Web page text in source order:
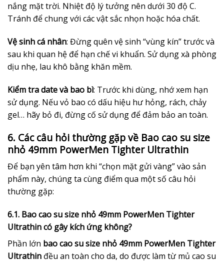
nắng mặt trời. Nhiệt độ lý tưởng nên dưới 30 độ C.
Tránh để chung với các vật sắc nhọn hoặc hóa chất.
Vệ sinh cá nhân: Đừng quên vệ sinh “vùng kín” trước và
sau khi quan hệ để hạn chế vi khuẩn. Sử dụng xà phòng
dịu nhẹ, lau khô bằng khăn mềm.
Kiểm tra date và bao bì: Trước khi dùng, nhớ xem hạn
sử dụng. Nếu vỏ bao có dấu hiệu hư hỏng, rách, chảy
gel… hãy bỏ đi, đừng cố sử dụng để đảm bảo an toàn.
6. Các câu hỏi thường gặp về Bao cao su size
nhỏ 49mm PowerMen Tighter Ultrathin
Để bạn yên tâm hơn khi “chọn mặt gửi vàng” vào sản
phẩm này, chúng ta cùng điểm qua một số câu hỏi
thường gặp:
6.1. Bao cao su size nhỏ 49mm PowerMen Tighter
Ultrathin có gây kích ứng không?
Phần lớn bao cao su size nhỏ 49mm PowerMen Tighter
Ultrathin đều an toàn cho da, do được làm từ mủ cao su